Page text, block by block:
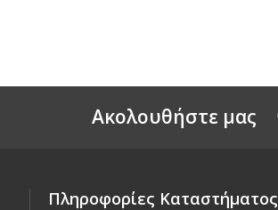
Aκολουθήστε μας
Πληροφορίες Καταστήματος